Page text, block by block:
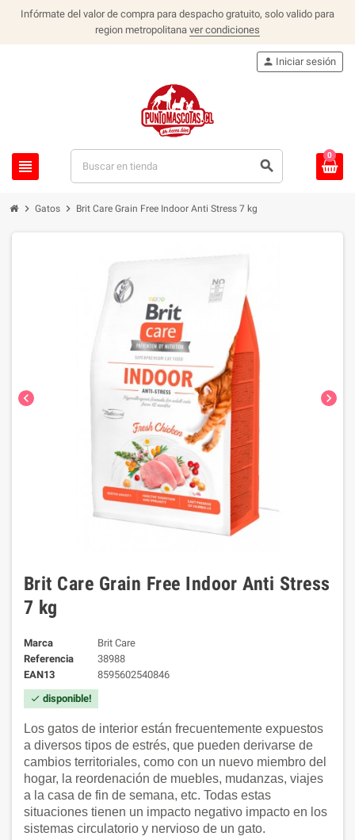
Infórmate del valor de compra para despacho gratuito, solo valido para
region metropolitana ver condiciones
view_headline search
person Iniciar sesión
0
chevron_right Gatos chevron_right Brit Care Grain Free Indoor Anti Stress 7 kg
chevron_left chevron_right
Brit Care Grain Free Indoor Anti Stress
7 kg
Marca
Brit Care
Referencia
38988
EAN13
8595602540846
check disponible!
Los gatos de interior están frecuentemente expuestos
a diversos tipos de estrés, que pueden derivarse de
cambios territoriales, como con un nuevo miembro del
hogar, la reordenación de muebles, mudanzas, viajes
a la casa de fin de semana, etc. Todas estas
situaciones tienen un impacto negativo impacto en los
sistemas circulatorio y nervioso de un gato.